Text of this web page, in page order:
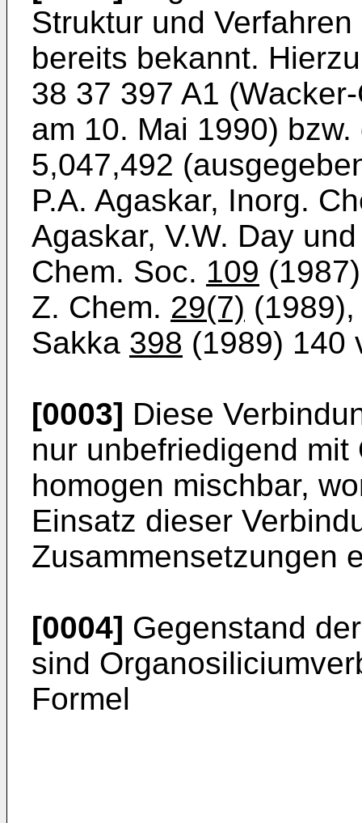
Struktur und
bereits bekannt.
38 37 397 A1
am 10. Mai 1990)
5,047,492
P.A. Agaskar, Inorg.
Agaskar, V.W. Day
Chem. Soc. 109
Z. Chem. 29(7)
Sakka 398 (1989) 140
[0003] Diese
nur unbefriedigend
homogen mischbar,
Einsatz dieser
Zusammensetzungen
[0004] Gegenstand
sind
Formel